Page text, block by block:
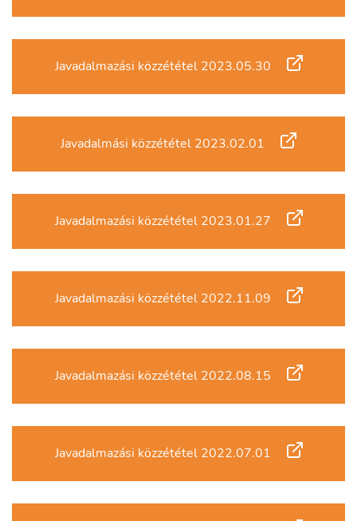
Javadalmazási közzététel 2023.05.30
Javadalmási közzététel 2023.02.01
Javadalmazási közzététel 2023.01.27
Javadalmazási közzététel 2022.11.09
Javadalmazási közzététel 2022.08.15
Javadalmazási közzététel 2022.07.01